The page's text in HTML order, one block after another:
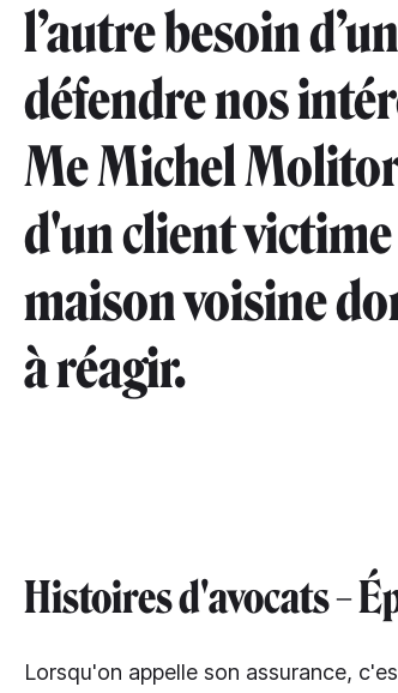
l’autre besoin
défendre nos
Me Michel
d'un client victime
maison voisine
à réagir.
Histoires d'avocats –
Lorsqu'on appelle son assurance,